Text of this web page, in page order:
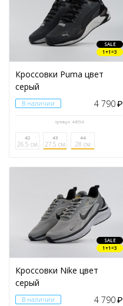
SALE
1+1=3
Кроссовки Puma цвет
серый
В наличии 4 790₽
Артикул: 44594
42
26.5 см.
43
27.5 см.
44
28 см.
SALE
1+1=3
Кроссовки Nike цвет
серый
В наличии 4 790₽